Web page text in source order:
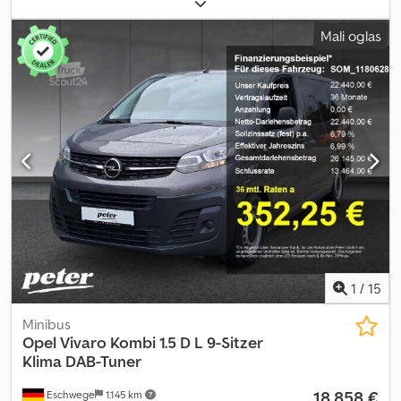
broj sedišta:7, ukupna dužina:2.100 mm, ukupna širina:2.430 mm,
Oprema:
ABS, centralno zaključavanje, elektronski program
stabilnosti (ESP), klima uređaj, maglenke, senzori za parkiranje,
servo upravljač, sistem imobilizera, tempomat, ugrađeni
računar, vazdušni jastuk
, Eksterijer * Gume za sve vremenske
uslove Ostalo * Bojenje nadgradnje u RAL 2011 komunalno
narandžasta * Materijal Crepe Black crna sa tapaciranim
naslonom za glavu * PAKET VIDLJIVOSTI Dsdpfxjzgkzpo Ahveck
Mali oglas
1 / 15
Eschwege 1.145 km
Minibus
OpelVivaro Kombi 1.5 D L 9-Sitzer
Klima DAB-Tuner